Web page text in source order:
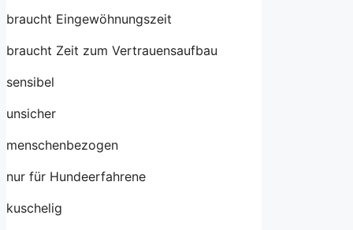
braucht Eingewöhnungszeit
braucht Zeit zum Vertrauensaufbau
sensibel
unsicher
menschenbezogen
nur für Hundeerfahrene
kuschelig